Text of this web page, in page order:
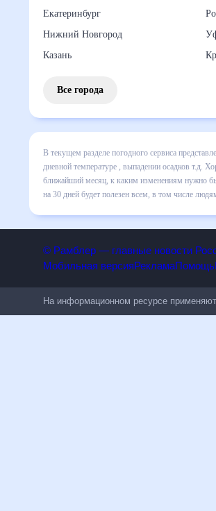
Екатеринбург
Нижний Новгород
Казань
Все города
В текущем разделе погодного
Новопокровской на месяц включает
покажет все изменения в динамике и
быть готовым и как правильно
© Рамблер — главные новости
На информационном ресурсе